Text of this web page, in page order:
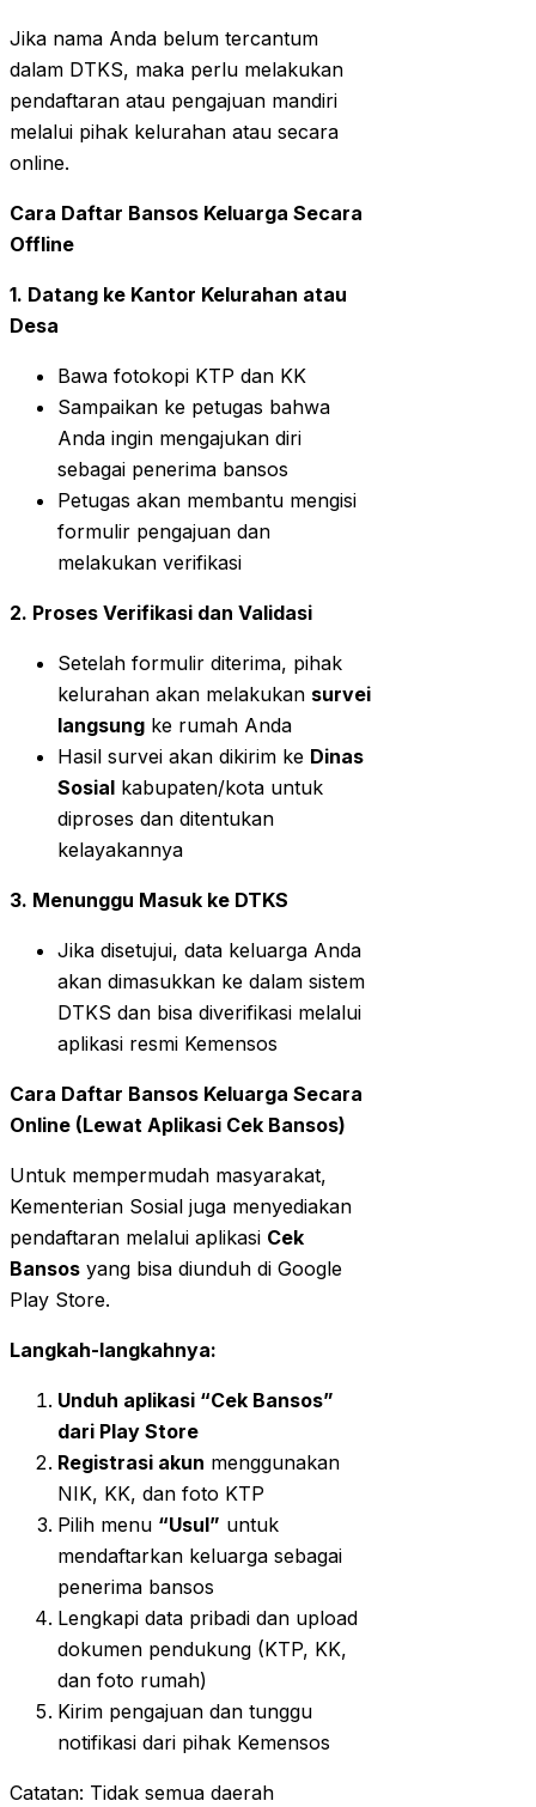
Jika nama Anda belum tercantum
dalam DTKS, maka perlu melakukan
pendaftaran atau pengajuan mandiri
melalui pihak kelurahan atau secara
online.
Cara Daftar Bansos Keluarga Secara
Offline
1. Datang ke Kantor Kelurahan atau
Desa
Bawa fotokopi KTP dan KK
Sampaikan ke petugas bahwa
Anda ingin mengajukan diri
sebagai penerima bansos
Petugas akan membantu mengisi
formulir pengajuan dan
melakukan verifikasi
2. Proses Verifikasi dan Validasi
Setelah formulir diterima, pihak
kelurahan akan melakukan survei
langsung ke rumah Anda
Hasil survei akan dikirim ke Dinas
Sosial kabupaten/kota untuk
diproses dan ditentukan
kelayakannya
3. Menunggu Masuk ke DTKS
Jika disetujui, data keluarga Anda
akan dimasukkan ke dalam sistem
DTKS dan bisa diverifikasi melalui
aplikasi resmi Kemensos
Cara Daftar Bansos Keluarga Secara
Online (Lewat Aplikasi Cek Bansos)
Untuk mempermudah masyarakat,
Kementerian Sosial juga menyediakan
pendaftaran melalui aplikasi Cek
Bansos yang bisa diunduh di Google
Play Store.
Langkah-langkahnya:
Unduh aplikasi “Cek Bansos”
dari Play Store
Registrasi akun menggunakan
NIK, KK, dan foto KTP
Pilih menu “Usul” untuk
mendaftarkan keluarga sebagai
penerima bansos
Lengkapi data pribadi dan upload
dokumen pendukung (KTP, KK,
dan foto rumah)
Kirim pengajuan dan tunggu
notifikasi dari pihak Kemensos
Catatan: Tidak semua daerah